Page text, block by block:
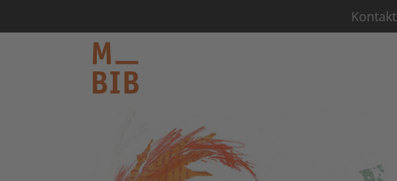
Kontakt
informieren